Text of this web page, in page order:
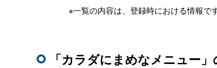
※一覧の内容は、登録時における情報で
「カラダにまめなメニュー